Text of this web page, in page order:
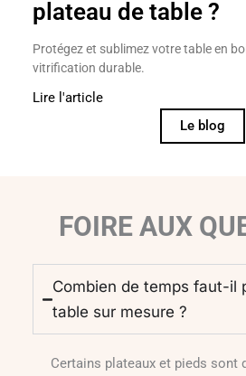
plateau de table ?
Protégez et sublimez votre table en
vitrification durable.
Lire l'article
Le blog
FOIRE AUX
Combien de temps faut-il
table sur mesure ?
Certains plateaux et pieds sont